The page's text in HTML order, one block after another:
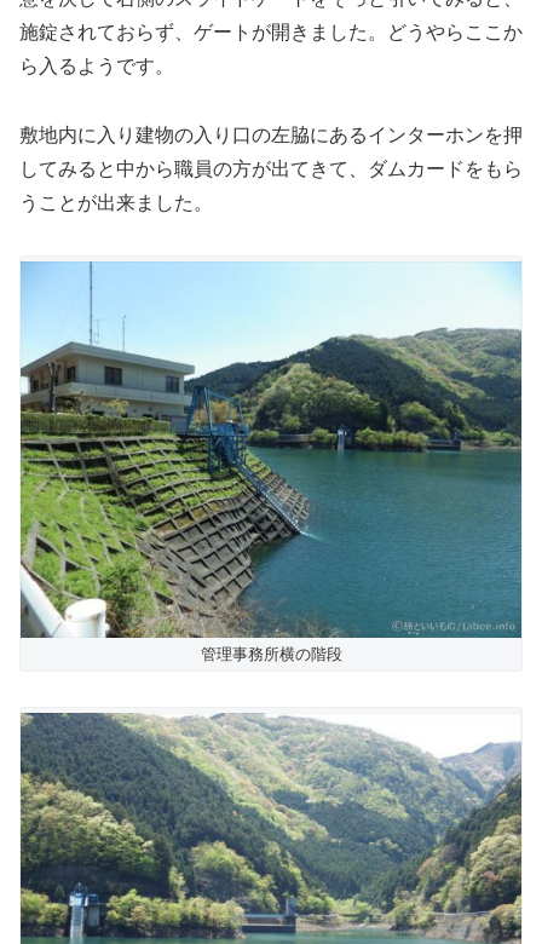
施錠されておらず、ゲートが開きました。どうやらここか
ら入るようです。
敷地内に入り建物の入り口の左脇にあるインターホンを押
してみると中から職員の方が出てきて、ダムカードをもら
うことが出来ました。
管理事務所横の階段